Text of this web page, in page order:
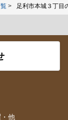
足利市本城３丁目
他